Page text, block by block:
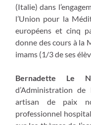
(Italie) dans
l’Union pour la
européens et cinq
donne des cours à la
imams (1/3 de ses
Bernadette Le
d’Administration
artisan de paix
professionnel